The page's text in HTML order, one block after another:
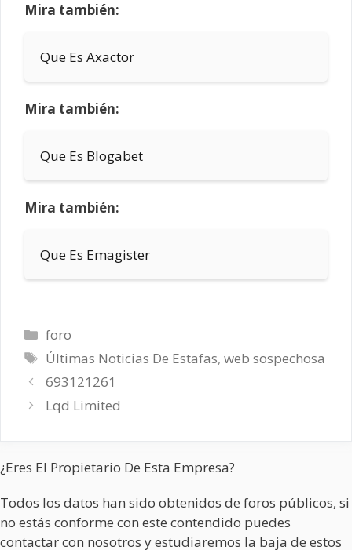
Mira también:
Que Es Axactor
Mira también:
Que Es Blogabet
Mira también:
Que Es Emagister
Categorías
foro
Etiquetas
Últimas Noticias De Estafas,web sospechosa
693121261
Lqd Limited
¿Eres El Propietario De Esta Empresa?
Todos los datos han sido obtenidos de foros públicos, si
no estás conforme con este contendido puedes
contactar con nosotros y estudiaremos la baja de estos